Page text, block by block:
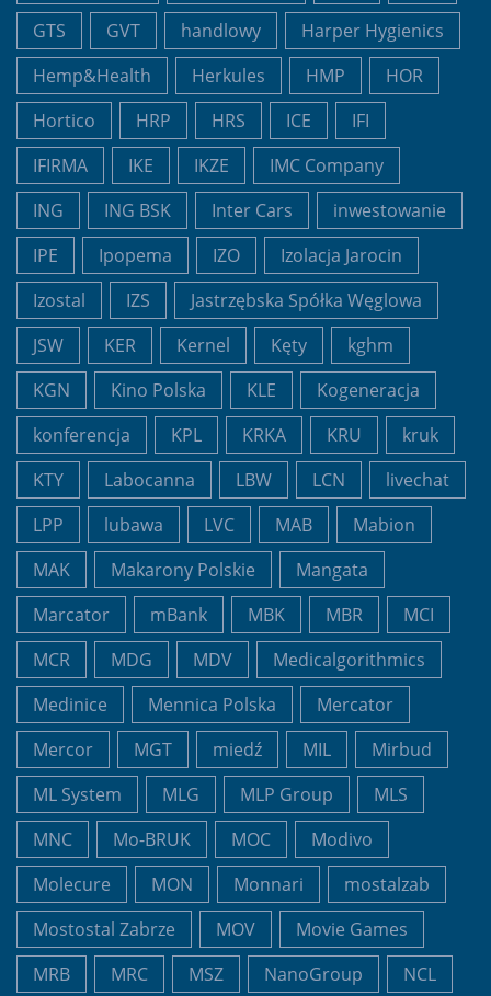
GTS
GVT handlowy
Harper Hygienics
Hemp&Health
Herkules HMP
HOR
Hortico
HRP HRS ICE
IFI
IFIRMA
IKE IKZE
IMC Company
ING
ING BSK Inter Cars
inwestowanie
IPE
Ipopema IZO
Izolacja Jarocin
Izostal
IZS
Jastrzębska Spółka Węglowa
JSW
KER Kernel Kęty
kghm
KGN
Kino Polska KLE
Kogeneracja
konferencja
KPL KRKA KRU
kruk
KTY
Labocanna LBW LCN
livechat
LPP
lubawa LVC MAB
Mabion
MAK
Makarony Polskie
Mangata
Marcator
mBank MBK MBR
MCI
MCR
MDG MDV
Medicalgorithmics
Medinice
Mennica Polska
Mercator
Mercor
MGT miedź MIL
Mirbud
ML System
MLG MLP Group
MLS
MNC
Mo-BRUK MOC
Modivo
Molecure
MON Monnari
mostalzab
Mostostal Zabrze
MOV
Movie Games
MRB
MRC MSZ NanoGroup
NCL